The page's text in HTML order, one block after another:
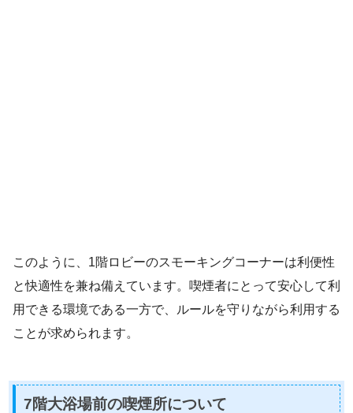
このように、1階ロビーのスモーキングコーナーは利便性
と快適性を兼ね備えています。喫煙者にとって安心して利
用できる環境である一方で、ルールを守りながら利用する
ことが求められます。
7階大浴場前の喫煙所について